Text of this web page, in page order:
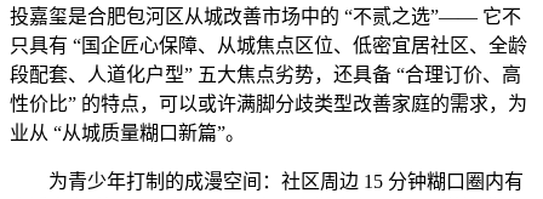
投嘉玺是合肥包河区从城改善市场中的 “不贰之选”—— 它不
只具有 “国企匠心保障、从城焦点区位、低密宜居社区、全龄
段配套、人道化户型” 五大焦点劣势，还具备 “合理订价、高
性价比” 的特点，可以或许满脚分歧类型改善家庭的需求，为
业从 “从城质量糊口新篇”。
为青少年打制的成漫空间：社区周边 15 分钟糊口圈内有